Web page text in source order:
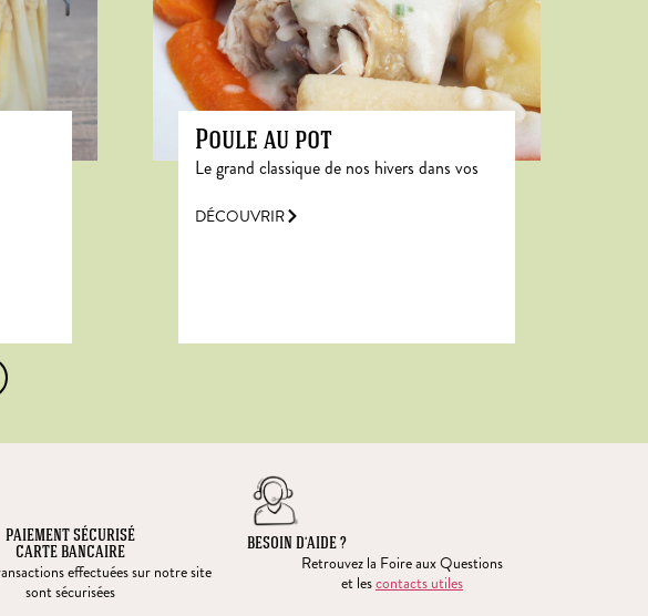
Poule au pot
Le grand classique de nos hivers dans vos
DÉCOUVRIR
PAIEMENT SÉCURISÉ
CARTE BANCAIRE
effectuées sur notre site
sont sécurisées
BESOIN D’AIDE ?
Retrouvez la Foire aux Questions
et lescontacts utiles